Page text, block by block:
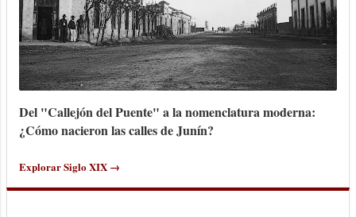
Del "Callejón del Puente" a la nomenclatura moderna:
¿Cómo nacieron las calles de Junín?
Explorar Siglo XIX →